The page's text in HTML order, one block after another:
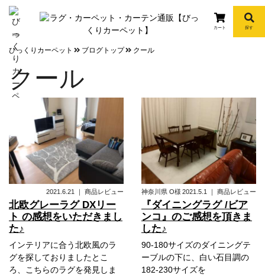
info
カート 探す
びっくりカーペット ブログトップ クール
クール
2021.6.21 ｜ 商品レビュー
北欧グレーラグ DXリー
ト の感想をいただきまし
た♪
インテリアに合う北欧風のラ
グを探しておりましたとこ
ろ、こちらのラグを発見しま
神奈川県 O様2021.5.1 ｜ 商品レビュー
『ダイニングラグ /ビア
ンコ』のご感想を頂きま
した♪
90-180サイズのダイニングテ
ーブルの下に、白い石目調の
182-230サイズを